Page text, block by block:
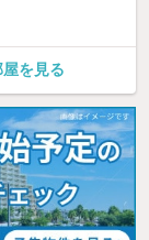
を見る